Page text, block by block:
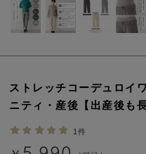
買って正解！高評価レビューアイ
便利な育児家電
Gift Selection 出産祝い
ストレッチコーデュロイ
ニティ・産後【出産後も
1件